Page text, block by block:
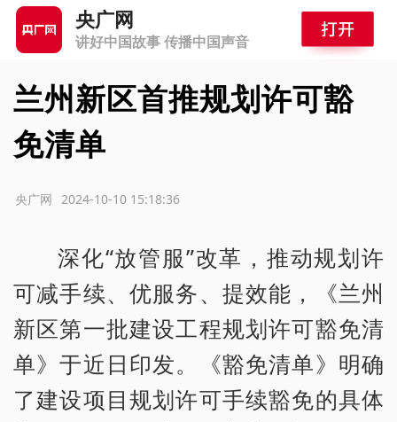
央广网
讲好中国故事 传播中国声音
兰州新区首推规划许可豁
免清单
2024-10-10 15:18:36
央广网
深化“放管服”改革，推动规划许
可减手续、优服务、提效能，《兰州
新区第一批建设工程规划许可豁免清
单》于近日印发。《豁免清单》明确
了建设项目规划许可手续豁免的具体